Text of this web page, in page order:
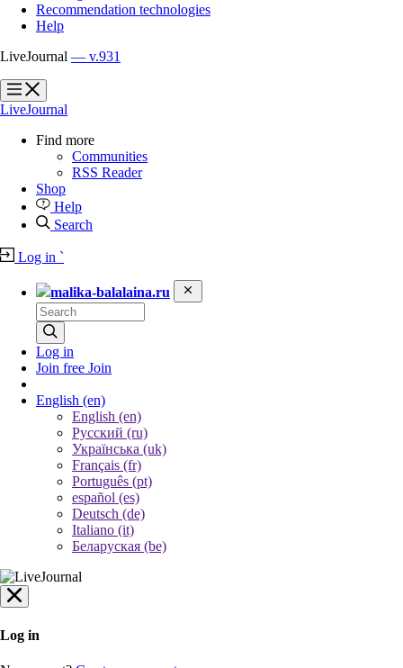
Recommendation technologies
Help
LiveJournal — v.931
?
?
LiveJournal
Find more
Communities
RSS Reader
Shop
Help
Search
Log in `
malika-balalaina.ru
Log in
Join free Join
English (en)
English (en)
Русский (ru)
Українська (uk)
Français (fr)
Português (pt)
español (es)
Deutsch (de)
Italiano (it)
Беларуская (be)
Log in